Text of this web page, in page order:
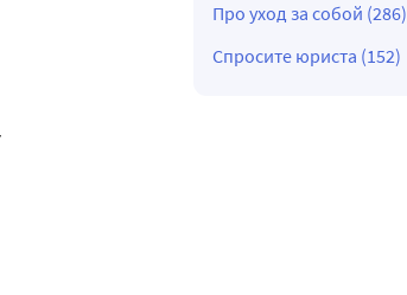
Про уход за собой (286)
Спросите юриста (152)